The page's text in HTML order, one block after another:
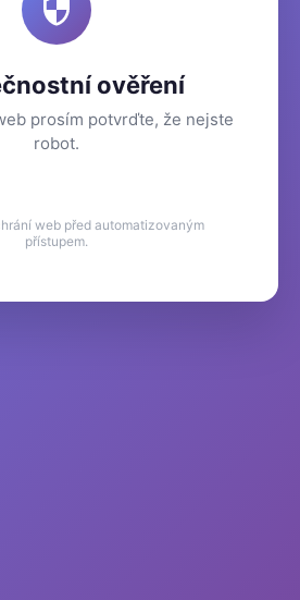
ověření
prosím potvrďte, že nejste
robot.
web před automatizovaným
přístupem.